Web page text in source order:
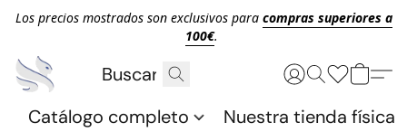
Los precios mostrados son exclusivos para compras superiores a
100€.
Catálogo completo Nuestra tienda física